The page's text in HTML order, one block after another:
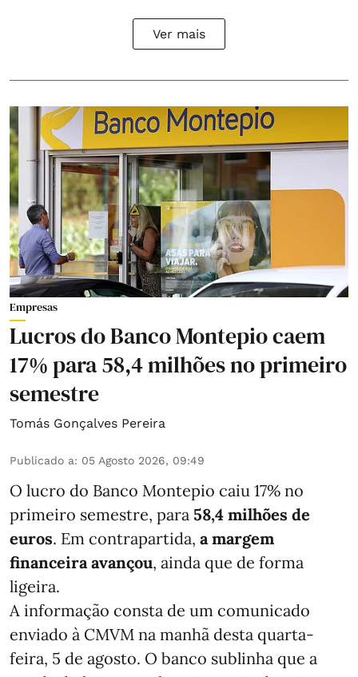
Ver mais
Empresas
Lucros do Banco Montepio caem
17% para 58,4 milhões no primeiro
semestre
Tomás Gonçalves Pereira
Publicado a: 05 Agosto 2026, 09:49
O lucro do Banco Montepio caiu 17% no
primeiro semestre, para 58,4 milhões de
euros. Em contrapartida, a margem
financeira avançou, ainda que de forma
ligeira.
A informação consta de um comunicado
enviado à CMVM na manhã desta quarta-
feira, 5 de agosto. O banco sublinha que a